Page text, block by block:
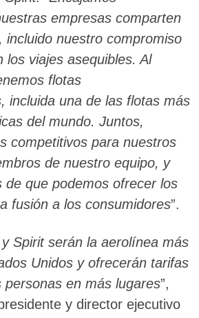
empresas comparten
incluido nuestro compromiso
los viajes asequibles. Al
flotas
incluida una de las flotas más
del mundo. Juntos,
competitivos para nuestros
de nuestro equipo, y
de que podemos ofrecer los
fusión a los consumidores”.
Spirit serán la aerolínea más
Unidos y ofrecerán tarifas
personas en más lugares”,
y director ejecutivo